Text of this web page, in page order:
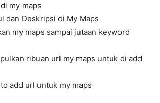
my maps
dan Deskripsi di My Maps
my maps sampai jutaan keyword
ribuan url my maps untuk di add
add url untuk my maps